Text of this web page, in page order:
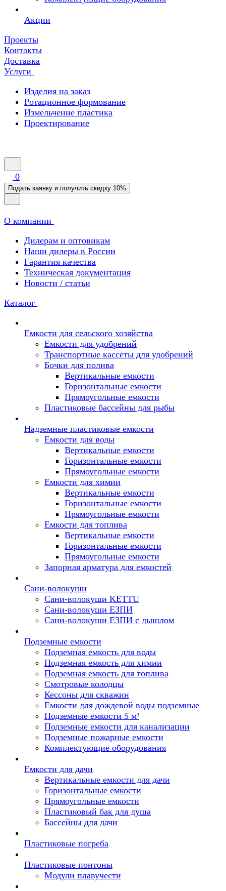
Акции
Проекты
Контакты
Доставка
Услуги
Изделия на заказ
Ротационное формование
Измельчение пластика
Проектирование
0
Подать заявку и получить скидку 10%
О компании
Дилерам и оптовикам
Наши дилеры в России
Гарантия качества
Техническая документация
Новости / статьи
Каталог
Емкости для сельского хозяйства
Емкости для удобрений
Транспортные кассеты для удобрений
Бочки для полива
Вертикальные емкости
Горизонтальные емкости
Прямоугольные емкости
Пластиковые бассейны для рыбы
Надземные пластиковые емкости
Емкости для воды
Вертикальные емкости
Горизонтальные емкости
Прямоугольные емкости
Емкости для химии
Вертикальные емкости
Горизонтальные емкости
Прямоугольные емкости
Емкоcти для топлива
Вертикальные емкости
Горизонтальные емкости
Прямоугольные емкости
Запорная арматура для емкостей
Сани-волокуши
Сани-волокуши KETTU
Сани-волокуши ЕЗПИ
Сани-волокуши ЕЗПИ с дышлом
Подземные емкости
Подземная емкость для воды
Подземная емкость для химии
Подземная емкость для топлива
Смотровые колодцы
Кессоны для скважин
Емкости для дождевой воды подземные
Подземные емкости 5 м³
Подземные емкости для канализации
Подземные пожарные емкости
Комплектующие оборудования
Емкости для дачи
Вертикальные емкости для дачи
Горизонтальные емкости
Прямоугольные емкости
Пластиковый бак для душа
Бассейны для дачи
Пластиковые погреба
Пластиковые понтоны
Модули плавучести